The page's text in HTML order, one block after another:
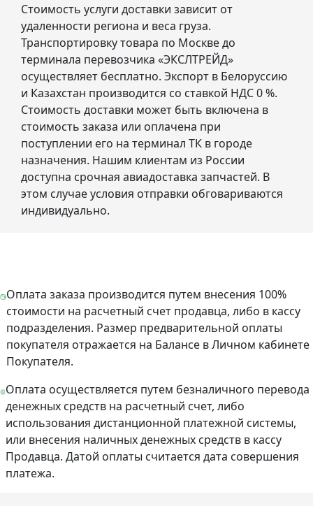
Стоимость услуги доставки зависит от
удаленности региона и веса груза.
Транспортировку товара по Москве до
терминала перевозчика «ЭКСЛТРЕЙД»
осуществляет бесплатно. Экспорт в Белоруссию
и Казахстан производится со ставкой НДС 0 %.
Стоимость доставки может быть включена в
стоимость заказа или оплачена при
поступлении его на терминал ТК в городе
назначения. Нашим клиентам из России
доступна срочная авиадоставка запчастей. В
этом случае условия отправки обговариваются
индивидуально.
Оплата заказа производится путем внесения 100%
стоимости на расчетный счет продавца, либо в кассу
подразделения. Размер предварительной оплаты
покупателя отражается на Балансе в Личном кабинете
Покупателя.
Оплата осуществляется путем безналичного перевода
денежных средств на расчетный счет, либо
использования дистанционной платежной системы,
или внесения наличных денежных средств в кассу
Продавца. Датой оплаты считается дата совершения
платежа.